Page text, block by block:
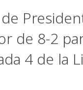
de 8-2
4 de la